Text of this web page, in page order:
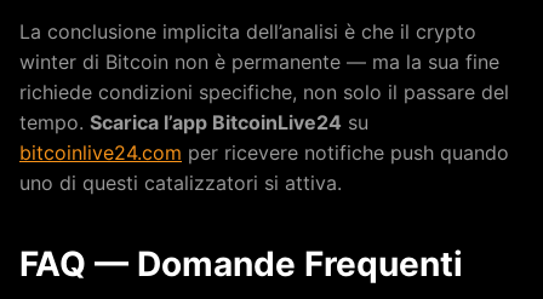
La conclusione implicita dell’analisi è che il crypto
winter di Bitcoin non è permanente — ma la sua fine
richiede condizioni specifiche, non solo il passare del
tempo. Scarica l’app BitcoinLive24 su
bitcoinlive24.com per ricevere notifiche push quando
uno di questi catalizzatori si attiva.
FAQ — Domande Frequenti